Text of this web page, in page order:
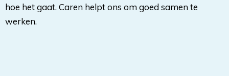
hoe het gaat. Caren helpt ons om goed samen te
werken.